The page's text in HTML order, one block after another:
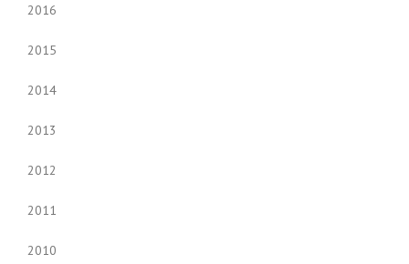
2016
2015
2014
2013
2012
2011
2010